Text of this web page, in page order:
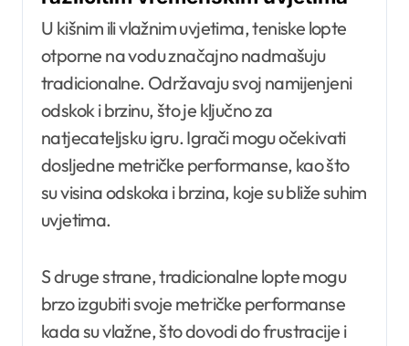
U kišnim ili vlažnim uvjetima, teniske lopte
otporne na vodu značajno nadmašuju
tradicionalne. Održavaju svoj namijenjeni
odskok i brzinu, što je ključno za
natjecateljsku igru. Igrači mogu očekivati
dosljedne metričke performanse, kao što
su visina odskoka i brzina, koje su bliže suhim
uvjetima.
S druge strane, tradicionalne lopte mogu
brzo izgubiti svoje metričke performanse
kada su vlažne, što dovodi do frustracije i